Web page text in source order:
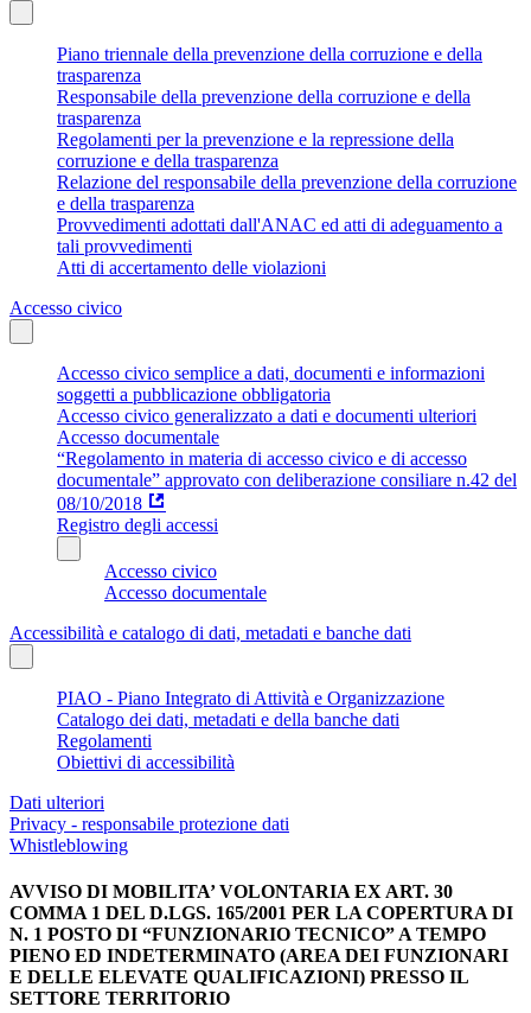
Piano triennale della prevenzione della corruzione e della
trasparenza
Responsabile della prevenzione della corruzione e della
trasparenza
Regolamenti per la prevenzione e la repressione della
corruzione e della trasparenza
Relazione del responsabile della prevenzione della corruzione
e della trasparenza
Provvedimenti adottati dall'ANAC ed atti di adeguamento a
tali provvedimenti
Atti di accertamento delle violazioni
Accesso civico
Accesso civico semplice a dati, documenti e informazioni
soggetti a pubblicazione obbligatoria
Accesso civico generalizzato a dati e documenti ulteriori
Accesso documentale
“Regolamento in materia di accesso civico e di accesso
documentale” approvato con deliberazione consiliare n.42 del
08/10/2018
Registro degli accessi
Accesso civico
Accesso documentale
Accessibilità e catalogo di dati, metadati e banche dati
PIAO - Piano Integrato di Attività e Organizzazione
Catalogo dei dati, metadati e della banche dati
Regolamenti
Obiettivi di accessibilità
Dati ulteriori
Privacy - responsabile protezione dati
Whistleblowing
AVVISO DI MOBILITA’ VOLONTARIA EX ART. 30
COMMA 1 DEL D.LGS. 165/2001 PER LA COPERTURA DI
N. 1 POSTO DI “FUNZIONARIO TECNICO” A TEMPO
PIENO ED INDETERMINATO (AREA DEI FUNZIONARI
E DELLE ELEVATE QUALIFICAZIONI) PRESSO IL
SETTORE TERRITORIO